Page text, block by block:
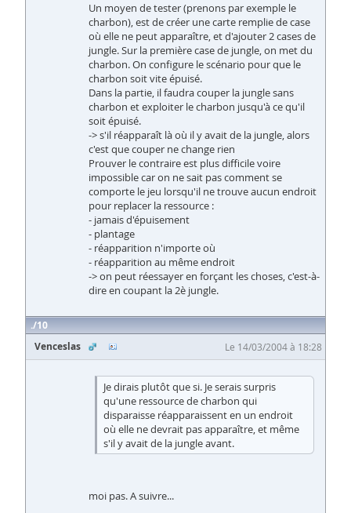
Un moyen de tester (prenons par exemple le
charbon), est de créer une carte remplie de case
où elle ne peut apparaître, et d'ajouter 2 cases de
jungle. Sur la première case de jungle, on met du
charbon. On configure le scénario pour que le
charbon soit vite épuisé.
Dans la partie, il faudra couper la jungle sans
charbon et exploiter le charbon jusqu'à ce qu'il
soit épuisé.
-> s'il réapparaît là où il y avait de la jungle, alors
c'est que couper ne change rien
Prouver le contraire est plus difficile voire
impossible car on ne sait pas comment se
comporte le jeu lorsqu'il ne trouve aucun endroit
pour replacer la ressource :
- jamais d'épuisement
- plantage
- réapparition n'importe où
- réapparition au même endroit
-> on peut réessayer en forçant les choses, c'est-à-
dire en coupant la 2è jungle.
10
Venceslas
Le 14/03/2004 à 18:28
Je dirais plutôt que si. Je serais surpris
qu'une ressource de charbon qui
disparaisse réapparaissent en un endroit
où elle ne devrait pas apparaître, et même
s'il y avait de la jungle avant.
moi pas. A suivre...